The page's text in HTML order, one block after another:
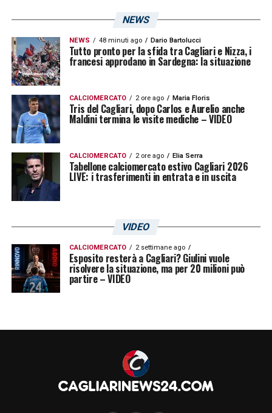
NEWS
NEWS 48 minuti ago Dario Bartolucci
Tutto pronto per la sfida tra Cagliari e Nizza, i
francesi approdano in Sardegna: la situazione
CALCIOMERCATO 2 ore ago Maria Floris
Tris del Cagliari, dopo Carlos e Aurelio anche
Maldini termina le visite mediche – VIDEO
CALCIOMERCATO 2 ore ago Elia Serra
Tabellone calciomercato estivo Cagliari 2026
LIVE: i trasferimenti in entrata e in uscita
VIDEO
CALCIOMERCATO 2 settimane ago
Esposito resterà a Cagliari? Giulini vuole
risolvere la situazione, ma per 20 milioni può
partire – VIDEO